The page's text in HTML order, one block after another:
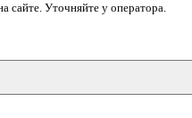
сайте. Уточняйте у оператора.